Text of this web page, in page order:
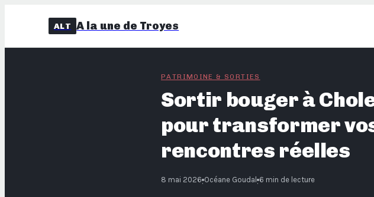
ALT A la une de Troyes
PATRIMOINE & SORTIES
Sortir bouger à
pour transformer
rencontres réelles
8 mai 2026· Océane Goudal · 6 min de lecture